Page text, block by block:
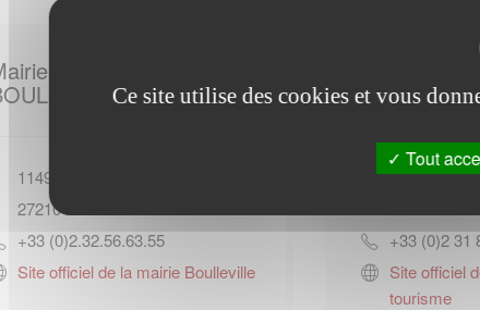
de
1149 route de Honfleur
27210
+33 (0)2.32.56.63.55
Site officiel de la mairie Boulleville
Office de
Boulleville
Quai
+33 (0)2 31
Site officiel
tourisme
Ce site utilise des cookies et vous
Tout